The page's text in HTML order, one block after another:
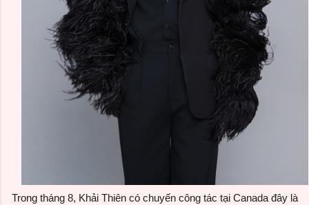
Trong tháng 8, Khải Thiên có chuyến công tác tại Canada đây là